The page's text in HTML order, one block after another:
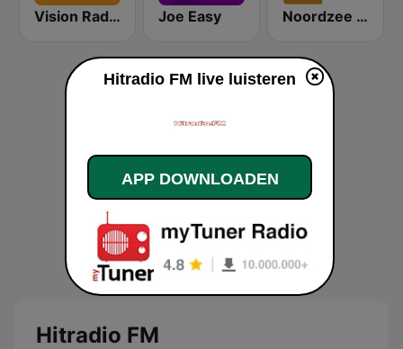
Vision Radio Joe Easy Noordzee Zomer
Hitradio FM
Hitradio FM live luisteren
APP DOWNLOADEN